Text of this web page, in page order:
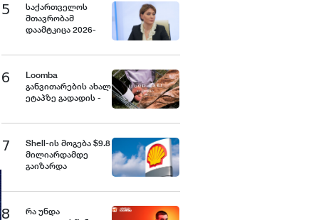
5
საქართველოს
მთავრობამ
დაამტკიცა 2026-
საგზაო
ეროვნული
სტრატეგია და მისი
სამოქმედო გეგმა,
წლისთვის საგზაო
შედეგად
დაშავებულთა და
დაღუპულთა
ით შემცირებას
თამარ იოსელიანი
6
Loomba
განვითარების ახალ
ეტაპზე გადადის -
გახსნას გეგმავს
7
Shell-ის მოგება $9.8
მილიარდამდე
გაიზარდა
8
რა უნდა